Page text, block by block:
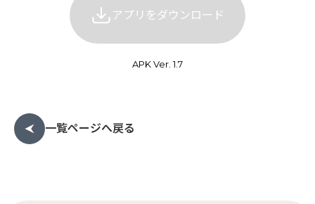
ては、ウェブサイトからダウンロードしたアプリ（apkフ
ァイル）をインストールする際に「提供元不明のアプリ」
のインストールを許可する必要があります。この設定変更
は、他のウェブサイトで配布されている信頼性の低いアプ
リを誤ってインストールするリスク（個人情報の抜き取り
時に、端末の機能へのアクセス許可を求めることがありま
す。当社では、アプリの機能に必要な範囲でのみ権限を要
アプリをダウンロード
APK Ver. 1.7
一覧ページへ戻る